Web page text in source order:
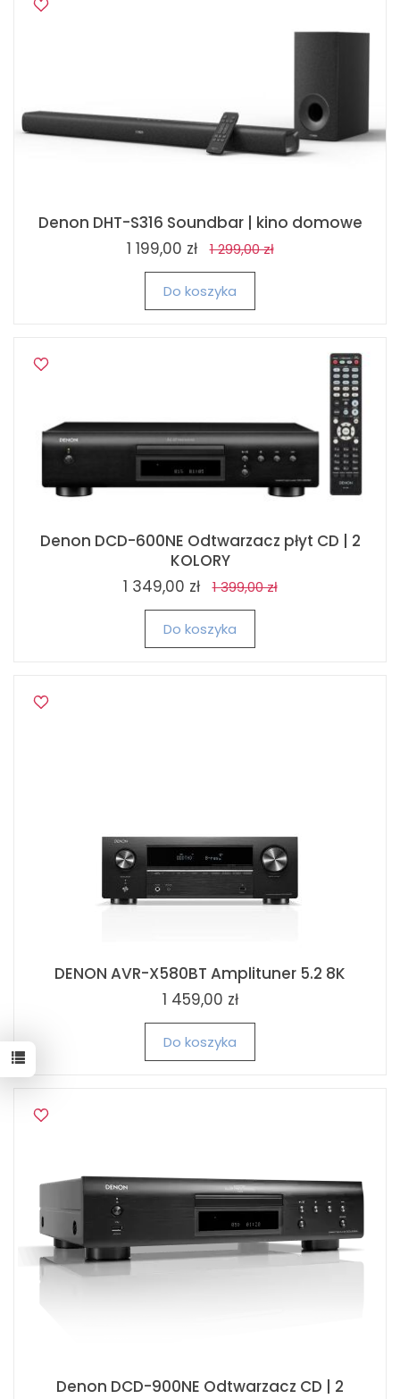
Denon DHT-S316 Soundbar | kino domowe
1 199,00 zł
1 299,00 zł
Do koszyka
Denon DCD-600NE Odtwarzacz płyt CD | 2
KOLORY
1 349,00 zł
1 399,00 zł
Do koszyka
DENON AVR-X580BT Amplituner 5.2 8K
1 459,00 zł
Do koszyka
Denon DCD-900NE Odtwarzacz CD | 2